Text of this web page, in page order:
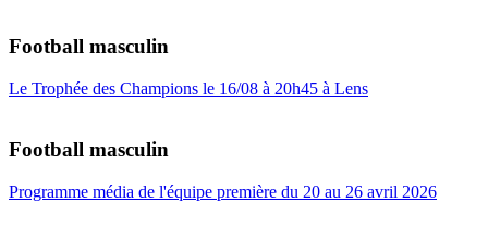
Football masculin
Le Trophée des Champions le 16/08 à 20h45 à Lens
Football masculin
Programme média de l'équipe première du 20 au 26 avril 2026